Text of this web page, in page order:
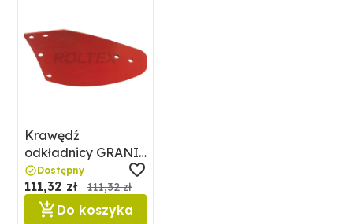
Krawędź
odkładnicy GRANIT
56046 PK800501
Dostępny
111,32 zł 111,32 zł
Do koszyka